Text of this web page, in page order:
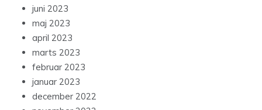
juni 2023
maj 2023
april 2023
marts 2023
februar 2023
januar 2023
december 2022